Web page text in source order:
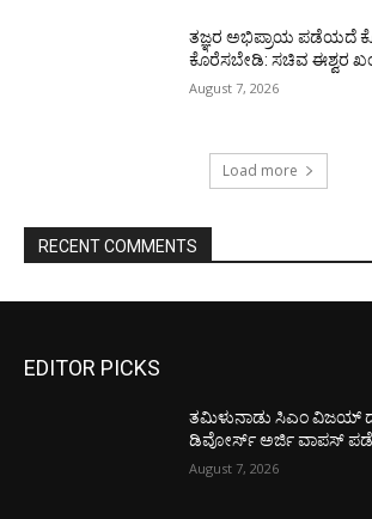
ತಜ್ಞರ ಅಭಿಪ್ರಾಯ ಪಡೆಯದೆ
ಕೊರೆಸಬೇಡಿ: ಸಚಿವ ಈಶ್ವರ
August 7, 2026
Load more
RECENT COMMENTS
EDITOR PICKS
ತಮಿಳುನಾಡು ಸಿಎಂ ವಿಜಯ್‌
ಡಿವೋರ್ಸ್‌ ಅರ್ಜಿ ವಾಪಸ್‌
August 7, 2026